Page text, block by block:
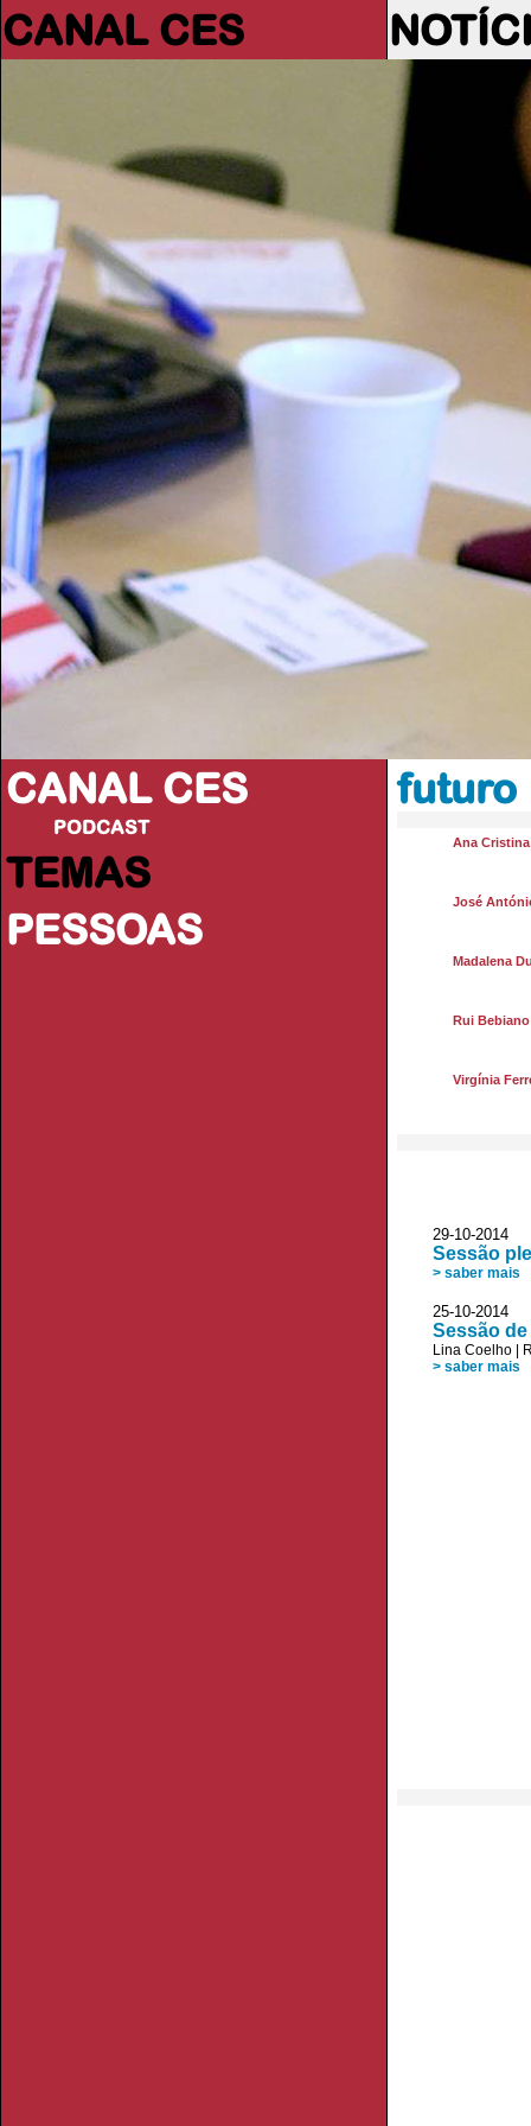
CANAL CES
CANAL CES
PODCAST
TEMAS
PESSOAS
futuro
Ana
José
Madalena
Rui Bebiano
Virgínia
29-10-
Sessão
> saber mais
25-10-
Sessão
Lina Coelho
> saber mais